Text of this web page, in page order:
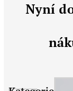
Nyní